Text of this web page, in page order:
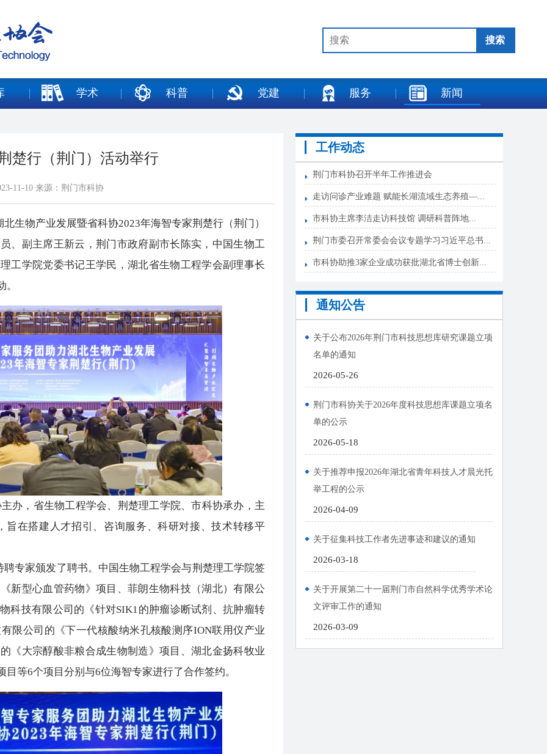
学术 科普 党建 服务 新闻
楚行（荆门）活动举行
11-10 来源：荆门市科协
物产业发展暨省科协2023年海智专家荆楚行（荆门）
、副主席王新云，荆门市政府副市长陈实，中国生物工
工学院党委书记王学民，湖北省生物工程学会副理事长
，省生物工程学会、荆楚理工学院、市科协承办，主
旨在搭建人才招引、咨询服务、科研对接、技术转移平
家颁发了聘书。中国生物工程学会与荆楚理工学院签
新型心血管药物》项目、菲朗生物科技（湖北）有限公
科技有限公司的《针对SIK1的肿瘤诊断试剂、抗肿瘤转
限公司的《下一代核酸纳米孔核酸测序ION联用仪产业
《大宗醇酸非粮合成生物制造》项目、湖北金扬科牧业
等6个项目分别与6位海智专家进行了合作签约。
工作动态
荆门市科协召开半年工作推进会
走访问诊产业难题 赋能长湖流域生态养殖—...
市科协主席李洁走访科技馆 调研科普阵地...
荆门市委召开常委会会议专题学习习近平总书...
市科协助推3家企业成功获批湖北省博士创新...
通知公告
关于公布2026年荆门市科技思想库研究课题立项
名单的通知
2026-05-26
荆门市科协关于2026年度科技思想库课题立项名
单的公示
2026-05-18
关于推荐申报2026年湖北省青年科技人才晨光托
举工程的公示
2026-04-09
关于征集科技工作者先进事迹和建议的通知
2026-03-18
关于开展第二十一届荆门市自然科学优秀学术论
文评审工作的通知
2026-03-09